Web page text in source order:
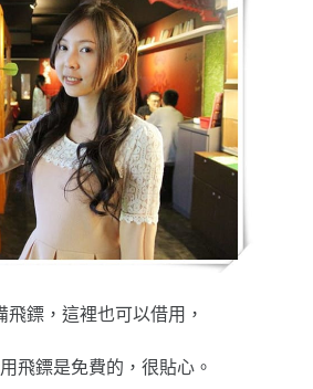
飛鏢，這裡也可以借用，
飛鏢是免費的，很貼心。